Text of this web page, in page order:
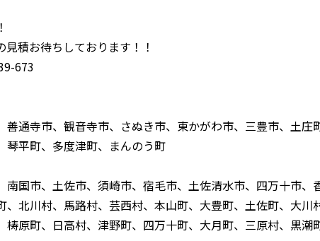
積お待ちしております！！
673
善通寺市、観音寺市、さぬき市、東かがわ市、三豊市、土庄
琴平町、多度津町、まんのう町
南国市、土佐市、須崎市、宿毛市、土佐清水市、四万十市、
、北川村、馬路村、芸西村、本山町、大豊町、土佐町、大川
梼原町、日高村、津野町、四万十町、大月町、三原村、黒潮